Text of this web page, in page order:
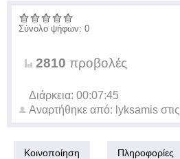
Σύνολο ψήφων: 0
2810 προβολές
Διάρκεια: 00:07:45
Αναρτήθηκε από: lyksamis στις
Κοινοποίηση Πληροφορίες